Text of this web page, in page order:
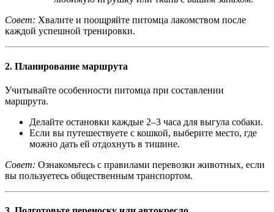
Совет: Хвалите и поощряйте питомца лакомством после
каждой успешной тренировки.
2. Планирование маршрута
Учитывайте особенности питомца при составлении
маршрута.
Делайте остановки каждые 2–3 часа для выгула собаки.
Если вы путешествуете с кошкой, выберите место, где
можно дать ей отдохнуть в тишине.
Совет: Ознакомьтесь с правилами перевозки животных, если
вы пользуетесь общественным транспортом.